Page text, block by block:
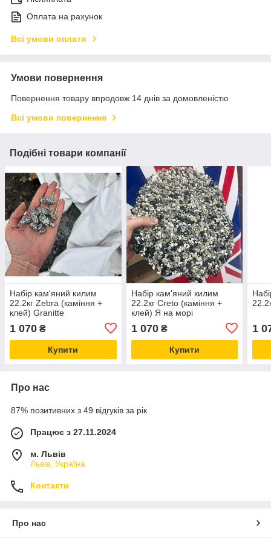
Оплата на рахунок
Всі умови оплати
Умови повернення
Повернення товару впродовж 14 днів за домовленістю
Всі умови повернення
Подібні товари компанії
Набір кам'яний килим
22.2кг Zebra (каміння +
клей) Granitte
1 070 ₴
Купити
Набір кам'яний килим
22.2кг Creto (каміння +
клей) Я на морі
1 070₴
Купити
1
Про нас
87% позитивних з 49 відгуків за рік
Працює з 27.11.2024
м. Львів
Львів, Україна
Контакти
Про нас